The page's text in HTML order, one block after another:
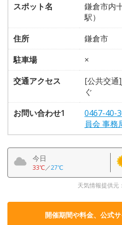
スポット名
鎌倉市内
駅）
住所
鎌倉市
駐車場
×
交通アクセス
[公共交通
ぐ
お問い合わせ1
0467-40-
員会 事務
今日
33℃／27℃
天気情報提供元
開催期間や料金、公式